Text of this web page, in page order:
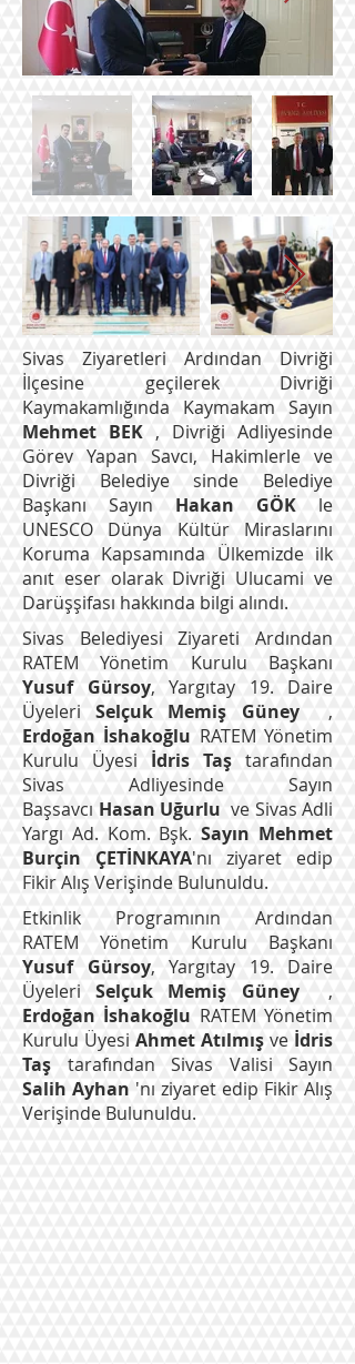
Sivas Ziyaretleri Ardından Divriği
İlçesine geçilerek Divriği
Kaymakamlığında Kaymakam Sayın
Mehmet BEK , Divriği Adliyesinde
Görev Yapan Savcı, Hakimlerle ve
Divriği Belediye sinde Belediye
Başkanı Sayın Hakan GÖK le
UNESCO Dünya Kültür Miraslarını
Koruma Kapsamında Ülkemizde ilk
anıt eser olarak Divriği Ulucami ve
Darüşşifası hakkında bilgi alındı.
Sivas Belediyesi Ziyareti Ardından
RATEM Yönetim Kurulu Başkanı
Yusuf Gürsoy, Yargıtay 19. Daire
ÜyeleriSelçuk Memiş Güney,
Erdoğan İshakoğlu RATEM Yönetim
Kurulu Üyesi İdris Taş tarafından
Sivas Adliyesinde Sayın
Başsavcı Hasan Uğurlu ve Sivas Adli
Yargı Ad. Kom. Bşk.Sayın Mehmet
Burçin ÇETİNKAYA'nı ziyaret edip
Fikir Alış Verişinde Bulunuldu.
Etkinlik Programının Ardından
RATEM Yönetim Kurulu Başkanı
Yusuf Gürsoy, Yargıtay 19. Daire
ÜyeleriSelçuk Memiş Güney,
Erdoğan İshakoğlu RATEM Yönetim
Kurulu Üyesi Ahmet Atılmış ve İdris
Taş tarafından Sivas Valisi Sayın
Salih Ayhan 'nı ziyaret edip Fikir Alış
Verişinde Bulunuldu.